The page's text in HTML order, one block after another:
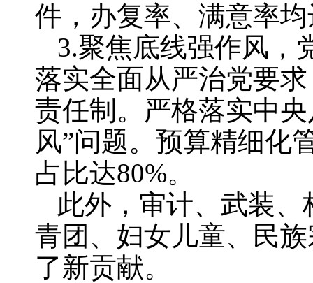
件，办复率、满意率均
3.聚焦底线强作风，
落实全面从严治党要
责任制。严格落实中
风”问题。预算精细化
占比达80%。
此外，审计、武装
青团、妇女儿童、民
了新贡献。